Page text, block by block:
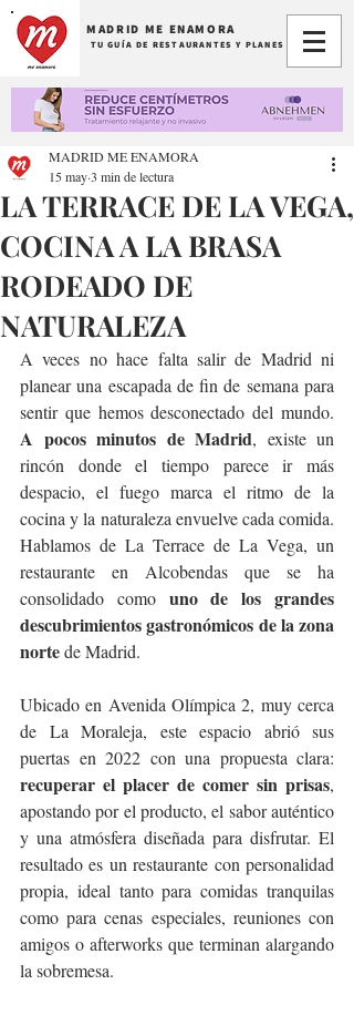
MADRID ME ENAMORA
TU GUÍA DE RESTAURANTES Y PLANES
LA TERRACE DE LA VEGA,
COCINA A LA BRASA
RODEADO DE
NATURALEZA
MADRID ME ENAMORA
15 may3 min de lectura
A veces no hace falta salir de Madrid ni
planear una escapada de fin de semana para
A pocos minutos de Madrid, existe un
rincón donde el tiempo parece ir más
despacio, el fuego marca el ritmo de la
cocina y la naturaleza envuelve cada comida.
Hablamos de La Terrace de La Vega, un
restaurante en Alcobendas que se ha
consolidado como uno de los grandes
descubrimientos gastronómicos de la zona
norte de Madrid.
Ubicado en Avenida Olímpica 2, muy cerca
de La Moraleja, este espacio abrió sus
recuperar el placer de comer sin prisas,
apostando por el producto, el sabor auténtico
y una atmósfera diseñada para disfrutar. El
resultado es un restaurante con personalidad
propia, ideal tanto para comidas tranquilas
como para cenas especiales, reuniones con
amigos o afterworks que terminan alargando
la sobremesa.